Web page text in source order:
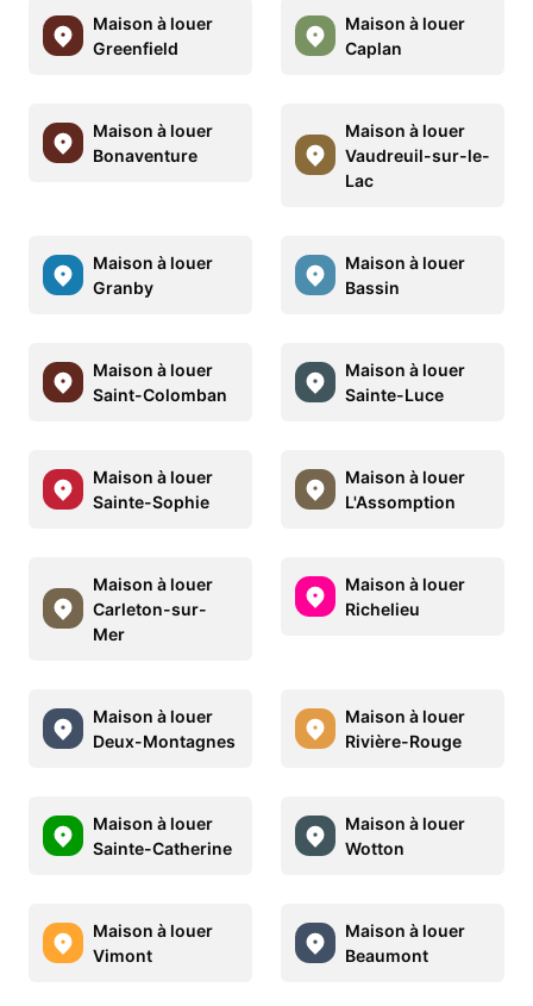
Maison à louer
Greenfield
Maison à louer
Caplan
Maison à louer
Bonaventure
Maison à louer
Vaudreuil-sur-le-
Lac
Maison à louer
Granby
Maison à louer
Bassin
Maison à louer
Saint-Colomban
Maison à louer
Sainte-Luce
Maison à louer
Sainte-Sophie
Maison à louer
L'Assomption
Maison à louer
Carleton-sur-
Mer
Maison à louer
Richelieu
Maison à louer
Deux-Montagnes
Maison à louer
Rivière-Rouge
Maison à louer
Sainte-Catherine
Maison à louer
Wotton
Maison à louer
Vimont
Maison à louer
Beaumont